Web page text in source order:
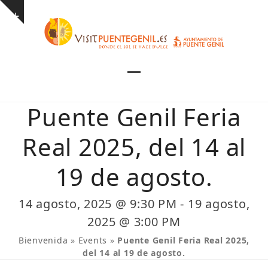
Skip
Show
mobile
menu
mobile
menu
Puente Genil Feria
Real 2025, del 14 al
19 de agosto.
14 agosto, 2025 @ 9:30 PM - 19 agosto,
2025 @ 3:00 PM
Bienvenida » Events » Puente Genil Feria Real 2025,
del 14 al 19 de agosto.